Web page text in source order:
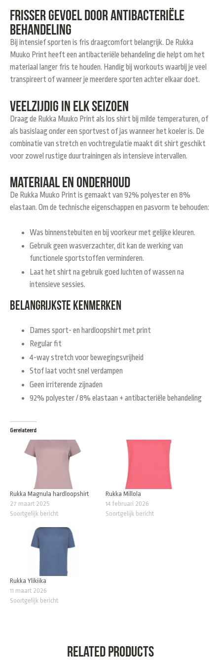
Frisser gevoel door antibacteriële
behandeling
Bij intensief sporten is fris draagcomfort belangrijk. De Rukka
Muuko Print heeft een antibacteriële behandeling die helpt om het
materiaal langer fris te houden. Handig bij workouts waarbij je veel
transpireert of wanneer je meerdere sporten achter elkaar doet.
Veelzijdig in elk seizoen
Draag de Rukka Muuko Print als los shirt bij milde temperaturen, of
als basislaag onder een sportvest of jas wanneer het koeler is. De
combinatie van stretch en vochtregulatie maakt dit shirt geschikt
voor zowel rustige duurtrainingen als intensieve intervallen.
Materiaal en onderhoud
De Rukka Muuko Print is gemaakt van 92% polyester en 8%
elastaan. Om de technische eigenschappen en pasvorm te behouden:
Was binnenstebuiten en bij voorkeur met gelijke kleuren.
Gebruik geen wasverzachter, dit kan de werking van
functionele sportstoffen verminderen.
Laat het shirt na gebruik goed luchten of wassen na
intensieve sessies.
Belangrijkste kenmerken
Dames sport- en hardloopshirt met print
Regular fit
4-way stretch voor bewegingsvrijheid
Stof laat vocht snel verdampen
Geen irriterende zijnaden
92% polyester / 8% elastaan + antibacteriële behandeling
Gerelateerd
Rukka Magnula hardloopshirt
27 maart 2025
Soortgelijk bericht
Rukka Millola
14 februari 2026
Soortgelijk bericht
Rukka Ylikiika
11 maart 2026
Soortgelijk bericht
Related products